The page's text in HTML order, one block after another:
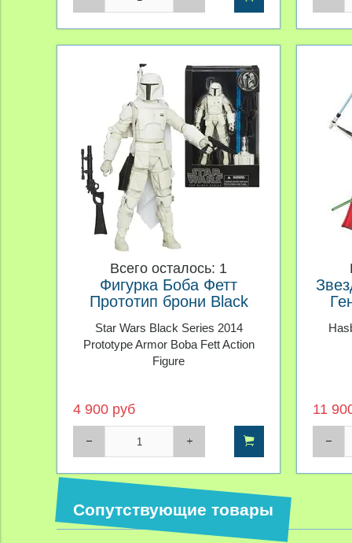
Всего осталось: 1
Фигурка Боба Фетт
Прототип брони Black
Star Wars Black Series 2014
Prototype Armor Boba Fett Action
Figure
4 900 руб 11
Сопутствующие товары